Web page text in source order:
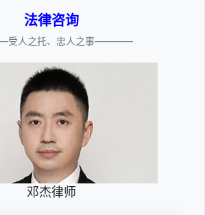
法律咨询
人之托、忠人之事————
邓杰律师